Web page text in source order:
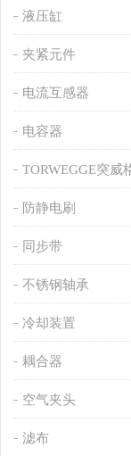
液压缸
夹紧元件
电流互感器
电容器
TORWEGGE突威
防静电刷
同步带
不锈钢轴承
冷却装置
耦合器
空气夹头
滤布